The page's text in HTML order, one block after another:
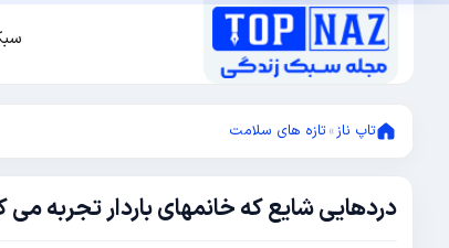
تاپ ناز»تازه های سلامت
دردهایی شایع که خانمهای باردار تجربه می
دسامبر